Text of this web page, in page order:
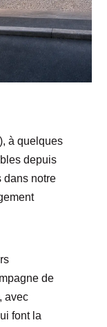
à quelques
depuis
dans notre
de
avec
font la